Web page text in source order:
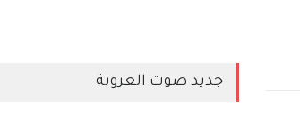
جديد صوت العروبة